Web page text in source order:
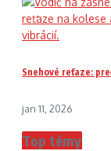
Snehové reťaze:
jan 11, 2026
Top témy